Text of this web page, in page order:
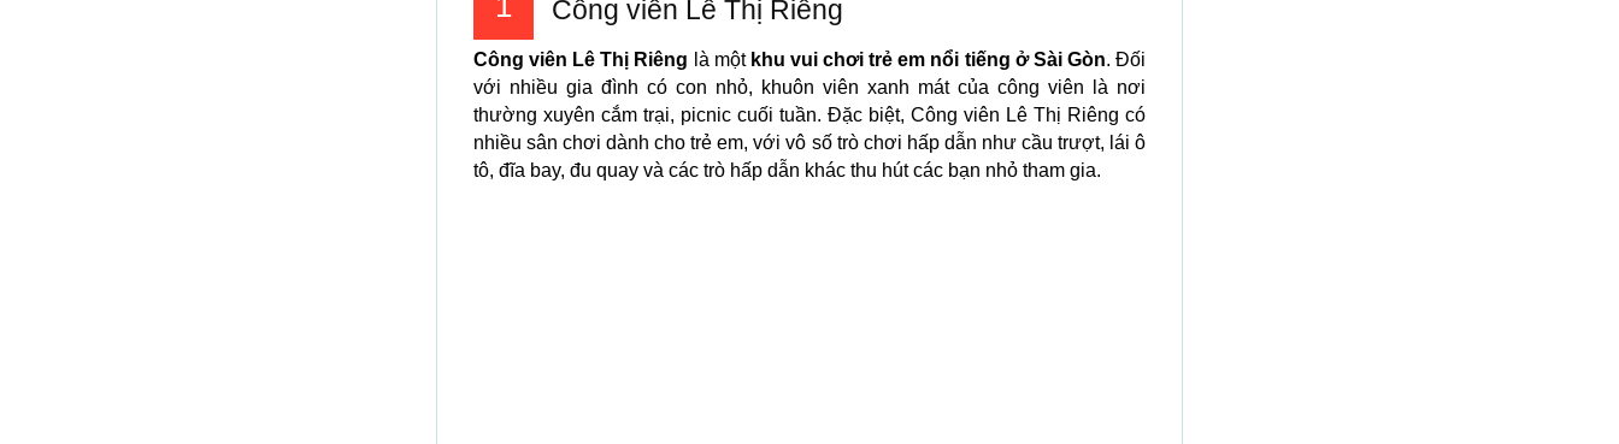
Công viên Lê Thị Riêng
Công viên Lê Thị Riêng là một khu vui chơi trẻ em nổi tiếng ở Sài Gòn. Đối
với nhiều gia đình có con nhỏ, khuôn viên xanh mát của công viên là nơi
thường xuyên cắm trại, picnic cuối tuần. Đặc biệt, Công viên Lê Thị Riêng có
nhiều sân chơi dành cho trẻ em, với vô số trò chơi hấp dẫn như cầu trượt, lái ô
tô, đĩa bay, đu quay và các trò hấp dẫn khác thu hút các bạn nhỏ tham gia.